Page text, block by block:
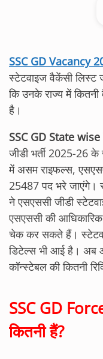
SSC GD Vacancy
स्टेटवाइज वैकेंसी लिस्ट
कि उनके राज्य में
है।
SSC GD State
जीडी भर्ती 2025-26
में असम राइफल्स,
25487 पद भरे जाएंगे।
ने एसएससी जीडी
एसएससी की
चेक कर सकते हैं।
डिटेल्स भी आई है। अब
कॉन्स्टेबल की कितनी
SSC GD
कितनी हैं?